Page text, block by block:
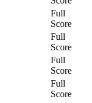
Full
Score
Full
Score
Full
Score
Full
Score